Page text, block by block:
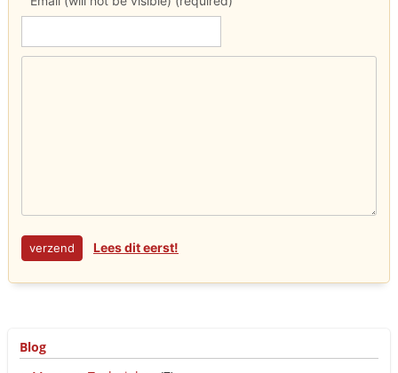
Lees dit eerst!
Blog